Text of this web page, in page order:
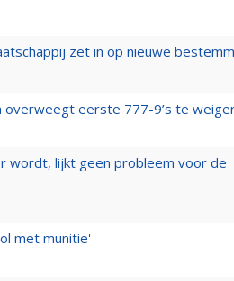
zet in op nieuwe
overweegt eerste 777-9’s te
wordt, lijkt geen probleem voor de
met munitie'